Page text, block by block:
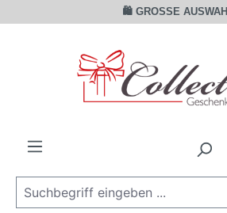
Zum Hauptinhalt springen🛍️ GROSSE AUSWAHL